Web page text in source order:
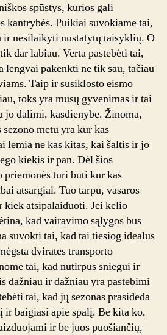
spūstys, kurios gali
kantrybės. Puikiai suvokiame tai,
ir nesilaikyti nustatytų taisyklių. O
dar labiau. Verta pastebėti tai,
lengvai pakenkti ne tik sau, tačiau
Taip ir susiklosto eismo
toks yra mūsų gyvenimas ir tai
jo dalimi, kasdienybe. Žinoma,
metu yra kur kas
lemia ne kas kitas, kai šaltis ir jo
kiekis ir pan. Dėl šios
priemonės turi būti kur kas
atsargiai. Tuo tarpu, vasaros
kiek atsipalaiduoti. Jei kelio
kad vairavimo sąlygos bus
suvokti tai, kad tai tiesiog idealus
dvirates transporto
tai, kad nutirpus sniegui ir
dažniau ir dažniau yra pastebimi
tai, kad jų sezonas prasideda
ir baigiasi apie spalį. Be kita ko,
ir be juos puošiančių,